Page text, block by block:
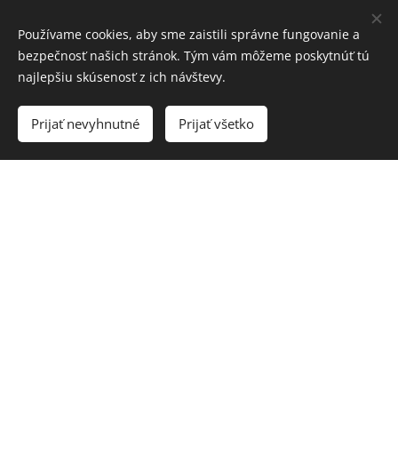
Bankové spojenie:Štátna pokladnica,
Radlinského 32, 810 05 Bratislava
IBAN: SK6081800000007000187428
Používame cookies, aby sme zaistili správne fungovanie a
bezpečnosť našich stránok. Tým vám môžeme poskytnúť tú
najlepšiu skúsenosť z ich návštevy.
Prijať nevyhnutné Prijať všetko